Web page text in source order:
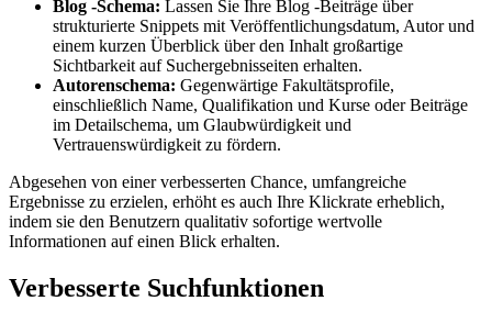
Blog -Schema: Lassen Sie Ihre Blog -Beiträge über
strukturierte Snippets mit Veröffentlichungsdatum, Autor und
einem kurzen Überblick über den Inhalt großartige
Sichtbarkeit auf Suchergebnisseiten erhalten.
Autorenschema: Gegenwärtige Fakultätsprofile,
einschließlich Name, Qualifikation und Kurse oder Beiträge
im Detailschema, um Glaubwürdigkeit und
Vertrauenswürdigkeit zu fördern.
Abgesehen von einer verbesserten Chance, umfangreiche
Ergebnisse zu erzielen, erhöht es auch Ihre Klickrate erheblich,
indem sie den Benutzern qualitativ sofortige wertvolle
Informationen auf einen Blick erhalten.
Verbesserte Suchfunktionen